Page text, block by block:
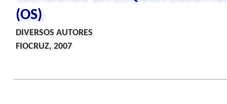
(OS)
DIVERSOS AUTORES
FIOCRUZ, 2007